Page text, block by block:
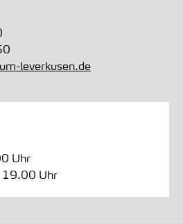
leverkusen.de
Uhr
19.00 Uhr